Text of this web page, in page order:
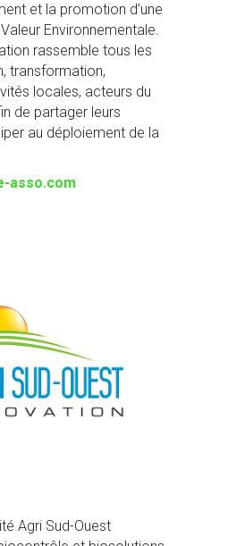
et la promotion d’une
Environnementale.
rassemble tous les
transformation,
locales, acteurs du
de partager leurs
au déploiement de la
asso.com
Agri Sud-Ouest